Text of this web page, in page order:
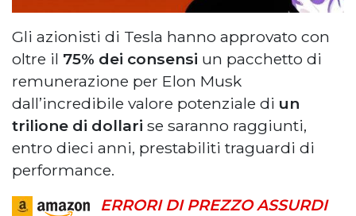
Gli azionisti di Tesla hanno approvato con
oltre il 75% dei consensi un pacchetto di
remunerazione per Elon Musk
dall’incredibile valore potenziale di un
trilione di dollari se saranno raggiunti,
entro dieci anni, prestabiliti traguardi di
performance.
ERRORI DI PREZZO ASSURDI